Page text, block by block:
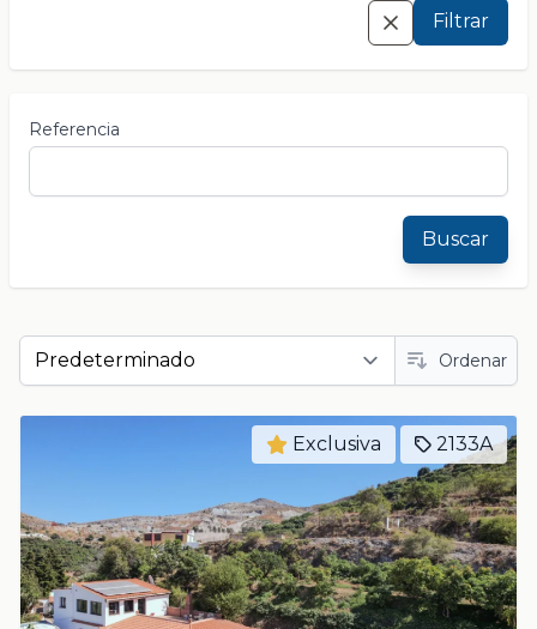
Filtrar
Referencia
Buscar
Ordenar
Exclusiva 2133A